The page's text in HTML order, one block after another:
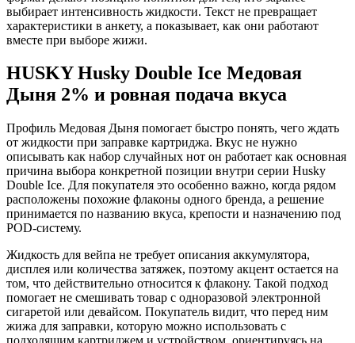
выбирает интенсивность жидкости. Текст не превращает
характеристики в анкету, а показывает, как они работают
вместе при выборе жижи.
HUSKY Husky Double Ice Медовая
Дыня 2% и ровная подача вкуса
Профиль Медовая Дыня помогает быстро понять, чего ждать
от жидкости при заправке картриджа. Вкус не нужно
описывать как набор случайных нот он работает как основная
причина выбора конкретной позиции внутри серии Husky
Double Ice. Для покупателя это особенно важно, когда рядом
расположены похожие флаконы одного бренда, а решение
принимается по названию вкуса, крепости и назначению под
POD-систему.
Жидкость для вейпа не требует описания аккумулятора,
дисплея или количества затяжек, поэтому акцент остается на
том, что действительно относится к флакону. Такой подход
помогает не смешивать товар с одноразовой электронной
сигаретой или девайсом. Покупатель видит, что перед ним
жижа для заправки, которую можно использовать с